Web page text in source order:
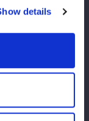
details
キック。古沢は
もやり返す。エル
儛島は背中にフッ
プキック。５分経
エスケープする
ボー狙い。古沢が